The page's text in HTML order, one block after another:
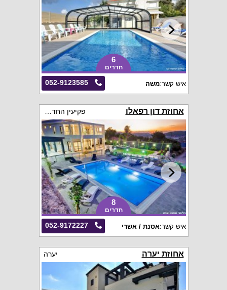
6
חדרים
052-9123585 איש קשר:משה
אחוזת דון רפאלו
8
חדרים
052-9172227 איש קשר:אסנת / אשרי
אחוזת יערה יערה